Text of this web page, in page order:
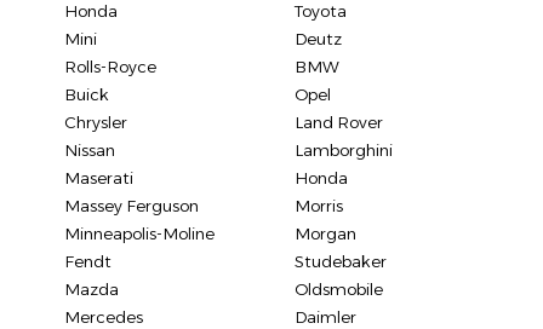
Honda
Toyota
Mini
Deutz
Rolls-Royce
BMW
Buick
Opel
Chrysler
Land Rover
Nissan
Lamborghini
Maserati
Honda
Massey Ferguson
Morris
Minneapolis-Moline
Morgan
Fendt
Studebaker
Mazda
Oldsmobile
Mercedes
Daimler